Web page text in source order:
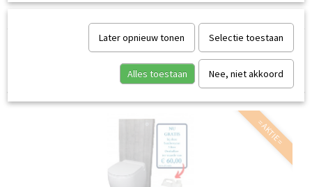
Sorteer op:
= AKTIE =
Later opnieuw tonen Selectie toestaan
Alles toestaan Nee, niet akkoord